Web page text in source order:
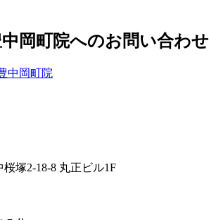
中岡町院へのお問い合わせ
塚2-18-8 丸正ビル1F